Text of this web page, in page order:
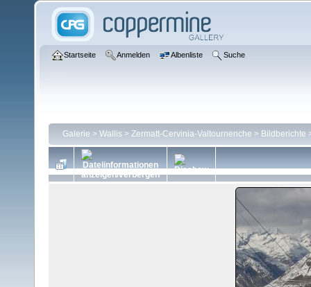
Startseite Anmelden Albenliste Suche
Galerie > Wallis > Zermatt-Cervinia-Valtournenche > Bildberichte